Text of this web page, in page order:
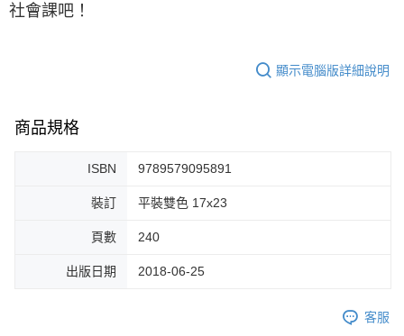
社會課吧！
顯示電腦版詳細說明
商品規格
ISBN 9789579095891
裝訂 平裝雙色 17x23
頁數 240
出版日期 2018-06-25
客服